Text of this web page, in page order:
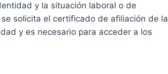
y la situación laboral o de
solicita el certificado de afiliación de la
y es necesario para acceder a los